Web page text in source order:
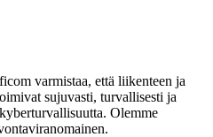
varmistaa, että liikenteen ja
sujuvasti, turvallisesti ja
Olemme